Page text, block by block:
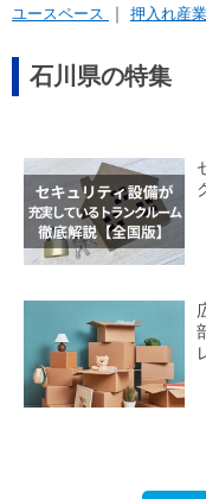
ユースペース 押入れ産業
石川県の特集